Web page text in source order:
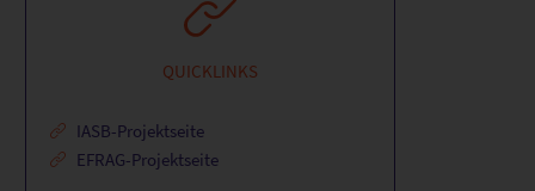
QUICKLINKS
IASB-Projektseite
EFRAG-Projektseite